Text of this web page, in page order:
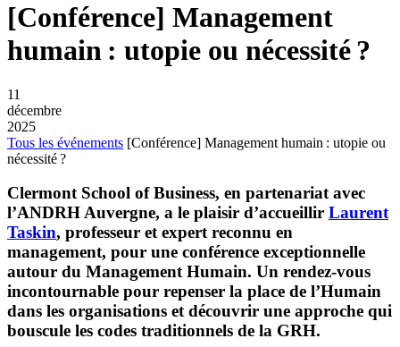
[Conférence] Management
humain : utopie ou nécessité ?
11
décembre
2025
Tous les événements [Conférence] Management humain : utopie ou
nécessité ?
Clermont School of Business, en partenariat avec
l’ANDRH Auvergne, a le plaisir d’accueillir Laurent
Taskin, professeur et expert reconnu en
management, pour une conférence exceptionnelle
autour du Management Humain. Un rendez-vous
incontournable pour repenser la place de l’Humain
dans les organisations et découvrir une approche qui
bouscule les codes traditionnels de la GRH.